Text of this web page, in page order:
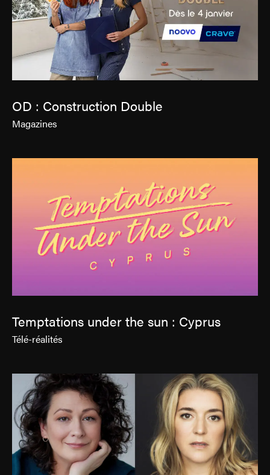
OD : Construction Double
Magazines
Temptations under the sun : Cyprus
Télé-réalités